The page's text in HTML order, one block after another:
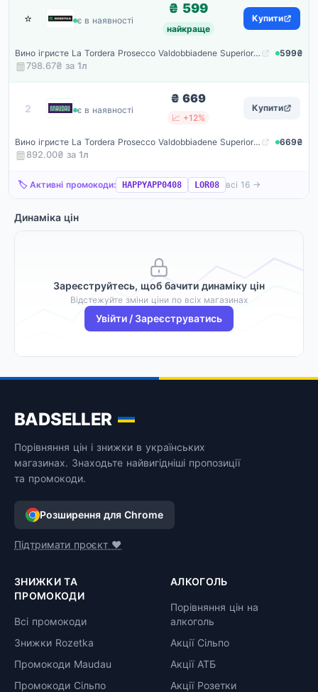
⭐ Rozetka
є в наявності
₴ 599
найкраще
Купити
Вино ігристе La Tordera Prosecco Valdobbiadene Superiore Docg "brunei" Spumante Brut біле брют 0.75 л 11.5% (8033011560029)
599₴
798.67₴ за 1л
2 Maudau
є в наявності
₴ 669
📈 +12%
Купити
Вино ігристе La Tordera Prosecco Valdobbiadene Superiore Brunei Spumante Brut біле брют 11.5% 0.75 л (1030)
669₴
892.00₴ за 1л
🏷️ Активні промокоди: HAPPYAPP0408 LOR08 всі 16 →
Динаміка цін
Зареєструйтесь, щоб бачити динаміку цін
Відстежуйте зміни ціни по всіх магазинах
Увійти / Зареєструватись
BADSELLER
Порівняння цін і знижки в українських
магазинах. Знаходьте найвигідніші пропозиції
та промокоди.
Розширення для Chrome
Підтримати проєкт ❤️
ЗНИЖКИ ТА
ПРОМОКОДИ
Всі промокоди
Знижки Rozetka
Промокоди Maudau
Промокоди Сільпо
АЛКОГОЛЬ
Порівняння цін на
алкоголь
Акції Сільпо
Акції АТБ
Акції Розетки